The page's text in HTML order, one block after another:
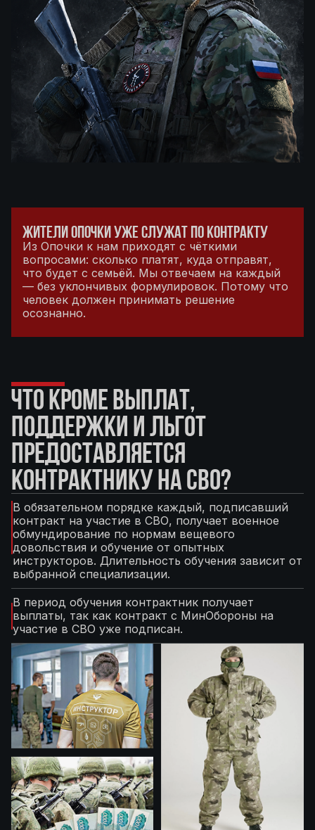
ЖИТЕЛИ ОПОЧКИ УЖЕ СЛУЖАТ ПО КОНТРАКТУ
Из Опочки к нам приходят с чёткими
вопросами: сколько платят, куда отправят,
что будет с семьёй. Мы отвечаем на каждый
— без уклончивых формулировок. Потому что
человек должен принимать решение
осознанно.
ЧТО КРОМЕ ВЫПЛАТ,
ПОДДЕРЖКИ И ЛЬГОТ
ПРЕДОСТАВЛЯЕТСЯ
КОНТРАКТНИКУ НА СВО?
В обязательном порядке каждый, подписавший
контракт на участие в СВО, получает военное
обмундирование по нормам вещевого
довольствия и обучение от опытных
инструкторов. Длительность обучения зависит от
выбранной специализации.
В период обучения контрактник получает
выплаты, так как контракт с МинОбороны на
участие в СВО уже подписан.